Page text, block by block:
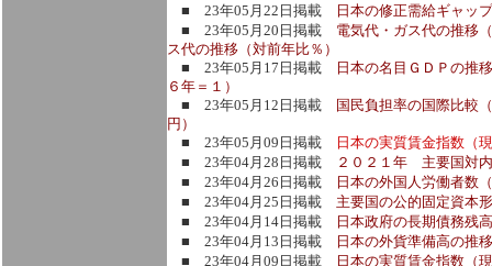
■ 23年05月22日掲載
日本の修正需給ギャッ
■ 23年05月20日掲載 電気代・ガス代の推移
ス代の推移（対前年比％）
■ 23年05月17日掲載
日本の名目ＧＤＰの推
６年＝１）
■ 23年05月12日掲載
国民負担率の国際比較
円）
■ 23年05月09日掲載
日本の実質賃金指数（
■ 23年04月28日掲載
２０２１年 主要国対
■ 23年04月26日掲載
日本の外国人労働者数
■ 23年04月25日掲載 主要国の公的固定資本
■ 23年04月14日掲載
日本政府の長期債務残
■ 23年04月13日掲載
日本の外貨準備高の推
■ 23年04月09日掲載
日本の実質賃金指数（